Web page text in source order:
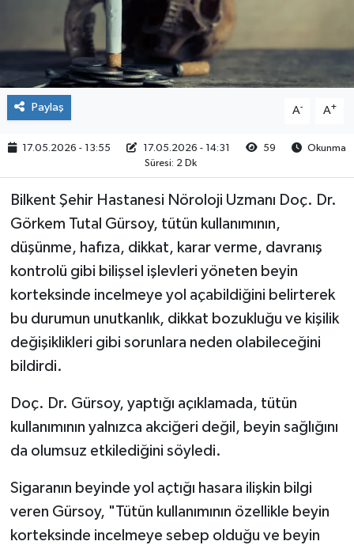
Paylaş A- A+
17.05.2026 - 13:55 17.05.2026 - 14:31 59
Okunma
Süresi: 2 Dk
Bilkent Şehir Hastanesi Nöroloji Uzmanı Doç. Dr.
Görkem Tutal Gürsoy, tütün kullanımının,
düşünme, hafıza, dikkat, karar verme, davranış
kontrolü gibi bilişsel işlevleri yöneten beyin
korteksinde incelmeye yol açabildiğini belirterek
bu durumun unutkanlık, dikkat bozukluğu ve kişilik
değişiklikleri gibi sorunlara neden olabileceğini
bildirdi.
Doç. Dr. Gürsoy, yaptığı açıklamada, tütün
kullanımının yalnızca akciğeri değil, beyin sağlığını
da olumsuz etkilediğini söyledi.
Sigaranın beyinde yol açtığı hasara ilişkin bilgi
veren Gürsoy, "Tütün kullanımının özellikle beyin
korteksinde incelmeye sebep olduğu ve beyin